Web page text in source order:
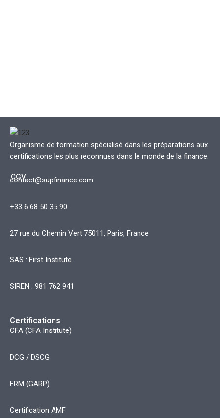
Organisme de formation spécialisé dans les préparations aux
certifications les plus reconnues dans le monde de la finance.
CGV
contact@supfinance.com
+33 6 68 50 35 90
27 rue du Chemin Vert 75011, Paris, France
SAS : First Institute
SIREN : 981 762 941
Certifications
CFA (CFA Institute)
DCG / DSCG
FRM (GARP)
Certification AMF